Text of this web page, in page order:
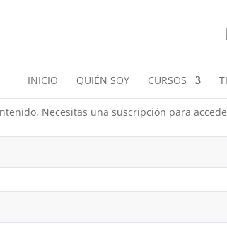
INICIO QUIÉN SOY CURSOS
Necesitas una suscripción para